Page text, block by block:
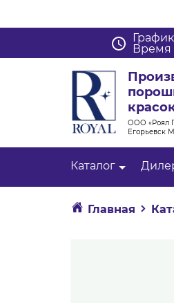
Время
ООО «Роял
Егорьевск
Каталог
Главная